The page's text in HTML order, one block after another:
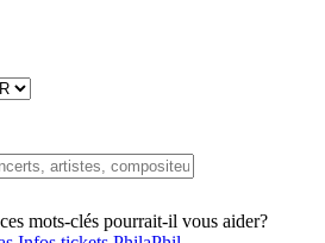
mots-clés pourrait-il vous aider?